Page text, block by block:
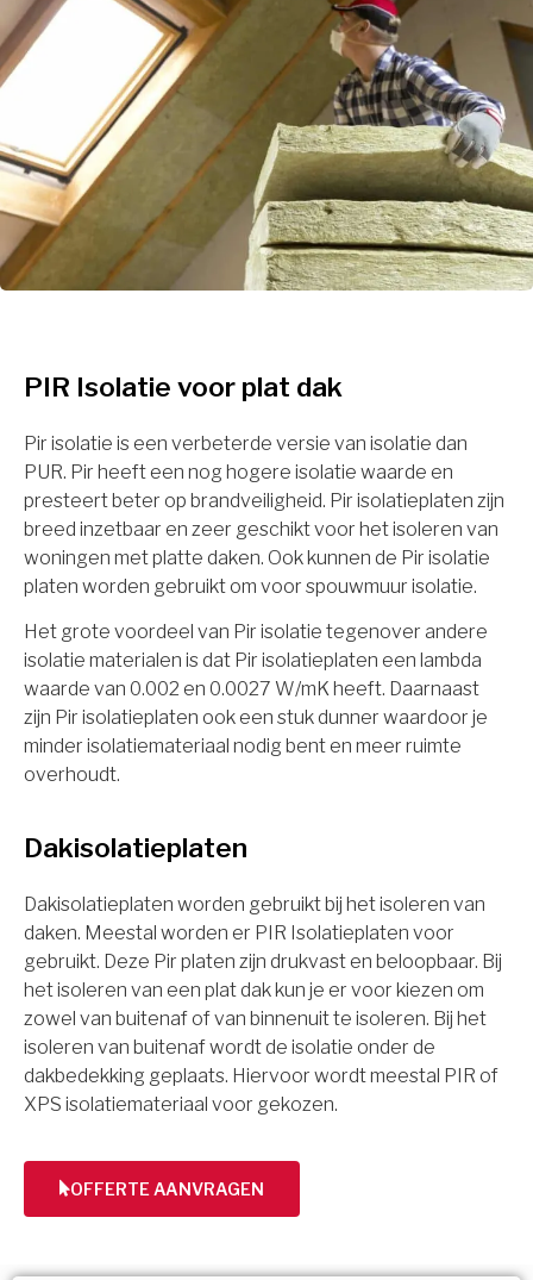
PIR Isolatie voor plat dak
Pir isolatie is een verbeterde versie van isolatie dan
PUR. Pir heeft een nog hogere isolatie waarde en
presteert beter op brandveiligheid. Pir isolatieplaten zijn
breed inzetbaar en zeer geschikt voor het isoleren van
woningen met platte daken. Ook kunnen de Pir isolatie
platen worden gebruikt om voor spouwmuur isolatie.
Het grote voordeel van Pir isolatie tegenover andere
isolatie materialen is dat Pir isolatieplaten een lambda
waarde van 0.002 en 0.0027 W/mK heeft. Daarnaast
zijn Pir isolatieplaten ook een stuk dunner waardoor je
minder isolatiemateriaal nodig bent en meer ruimte
overhoudt.
Dakisolatieplaten
Dakisolatieplaten worden gebruikt bij het isoleren van
daken. Meestal worden er PIR Isolatieplaten voor
gebruikt. Deze Pir platen zijn drukvast en beloopbaar. Bij
het isoleren van een plat dak kun je er voor kiezen om
zowel van buitenaf of van binnenuit te isoleren. Bij het
isoleren van buitenaf wordt de isolatie onder de
dakbedekking geplaats. Hiervoor wordt meestal PIR of
XPS isolatiemateriaal voor gekozen.
OFFERTE AANVRAGEN